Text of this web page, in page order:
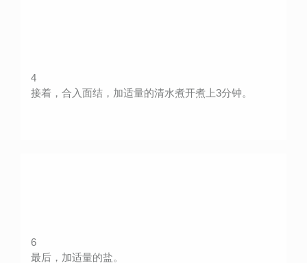
4
接着，合入面结，加适量的清水煮开煮上3分钟。
6
最后，加适量的盐。